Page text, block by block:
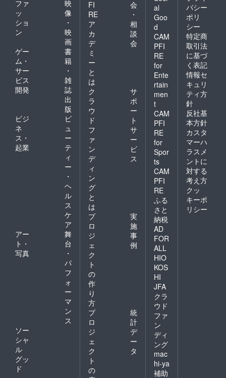
ファ
ッ
ショ
ン
映
像
・
映
画
ゲー
ム・
サー
ビス
開発
書
籍
・
雑
誌
出
版
ビジ
ネ
ス・
起業
ビ
ュ
ー
テ
ィ
ー
・
ヘ
ル
ス
ケ
ア
アー
ト・
写真
舞
台
・
パ
フ
ォ
ー
マ
ン
ス
ソー
シャ
ル
グッ
ド
FI
RE
ア
カ
デ
ミ
ー
と
は
会
・
相
談
会
ク
ラ
ウ
ド
フ
ァ
ン
デ
ィ
ン
グ
と
は
サ
ポ
ー
ト
サ
ー
ビ
ス
プ
ロ
ジ
ェ
ク
ト
の
作
り
方
実
施
事
例
プ
ロ
ジ
ェ
ク
ト
の
統
計
デ
ー
タ
al
Goo
d
CAM
PFI
RE
for
Ente
rtain
men
t
CAM
PFI
RE
for
Spor
ts
CAM
PFI
RE
ふる
さと
納税
AD
FOR
ALL
HIO
KOS
HI
JFA
クラ
ウド
ファ
ン
ディ
ング
mac
hi-ya
補助
バシー
ポリ
シー
特定商
取引法
に基づ
く表記
情報セ
キュリ
ティ方
針
反社基
本方針
カスタ
マーハ
ラスメ
ントに
対する
考え方
クッ
キーポ
リシー